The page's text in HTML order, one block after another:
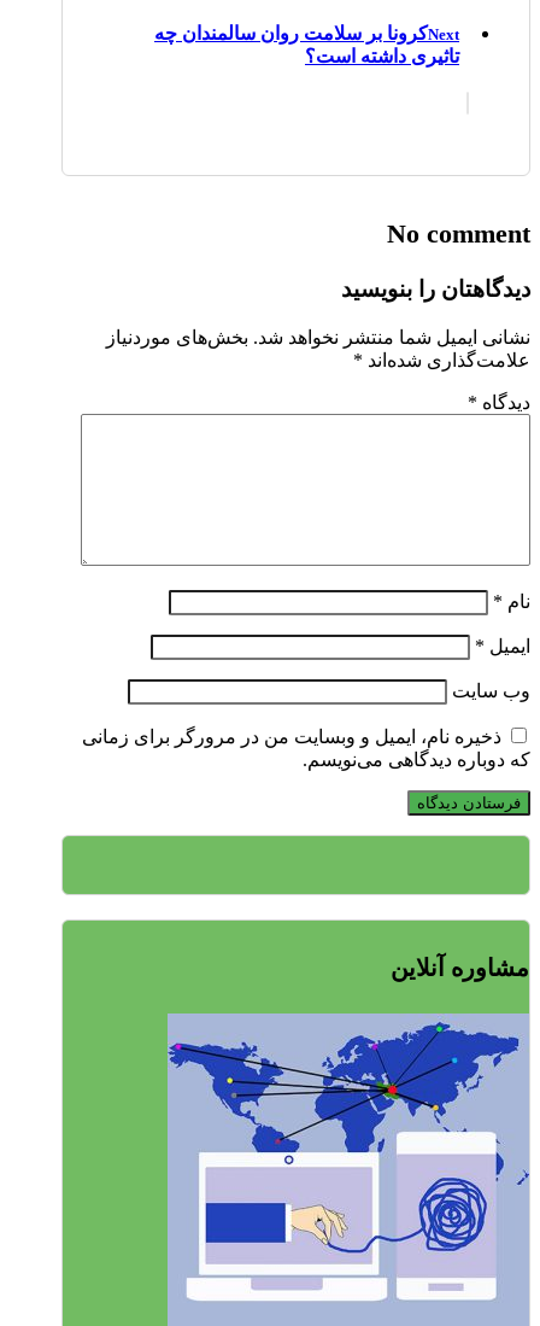
Nextکرونا بر سلامت روان سالمندان چه
تاثیری داشته است؟
No comment
دیدگاهتان را بنویسید
نشانی ایمیل شما منتشر نخواهد شد. بخش‌های موردنیاز
علامت‌گذاری شده‌اند *
دیدگاه *
نام *
ایمیل *
وب‌ سایت
ذخیره نام، ایمیل و وبسایت من در مرورگر برای زمانی
که دوباره دیدگاهی می‌نویسم.
مشاوره آنلاین